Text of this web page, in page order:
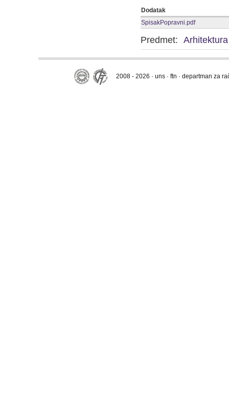
Dodatak
SpisakPopravni.pdf
Predmet:
2008 - 2026 · uns · ftn · departman za